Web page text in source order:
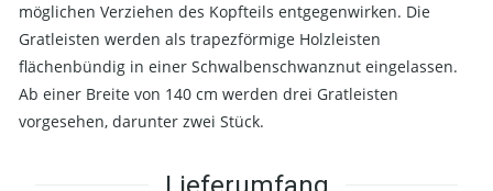
möglichen Verziehen des Kopfteils entgegenwirken. Die
Gratleisten werden als trapezförmige Holzleisten
flächenbündig in einer Schwalbenschwanznut eingelassen.
Ab einer Breite von 140 cm werden drei Gratleisten
vorgesehen, darunter zwei Stück.